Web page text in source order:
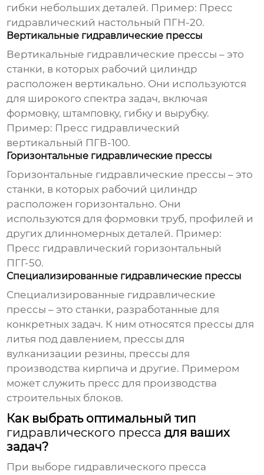
гибки небольших деталей. Пример: Пресс
гидравлический настольный ПГН-20.
Вертикальные гидравлические прессы
Вертикальные гидравлические прессы – это
станки, в которых рабочий цилиндр
расположен вертикально. Они используются
для широкого спектра задач, включая
формовку, штамповку, гибку и вырубку.
Пример: Пресс гидравлический
вертикальный ПГВ-100.
Горизонтальные гидравлические прессы
Горизонтальные гидравлические прессы – это
станки, в которых рабочий цилиндр
расположен горизонтально. Они
используются для формовки труб, профилей и
других длинномерных деталей. Пример:
Пресс гидравлический горизонтальный
ПГГ-50.
Специализированные гидравлические прессы
Специализированные гидравлические
прессы – это станки, разработанные для
конкретных задач. К ним относятся прессы для
литья под давлением, прессы для
вулканизации резины, прессы для
производства кирпича и другие. Примером
может служить пресс для производства
строительных блоков.
Как выбрать оптимальный тип
гидравлического пресса для ваших
задач?
При выборе гидравлического пресса